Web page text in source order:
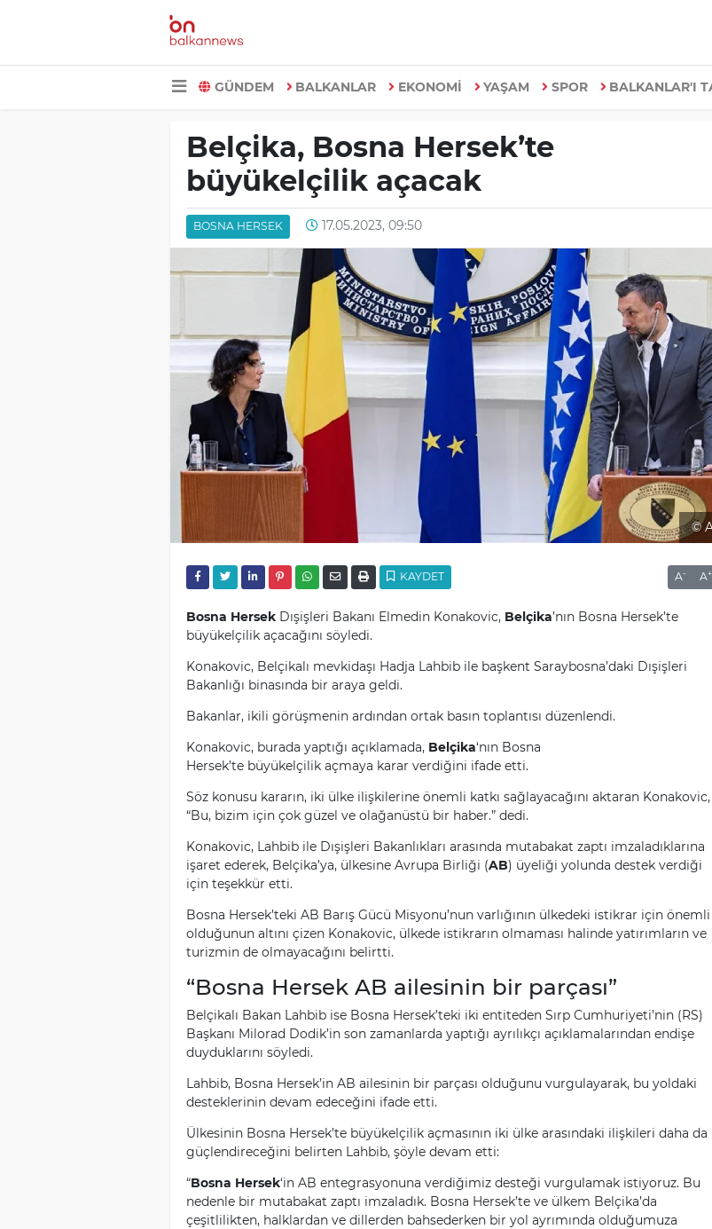
GÜNDEM BALKANLAR EKONOMİ YAŞAM SPOR BALKANLAR'I
Belçika, Bosna Hersek’te
büyükelçilik açacak
BOSNA HERSEK 17.05.2023, 09:50
©
KAYDET A- A+
Bosna HersekDışişleri Bakanı Elmedin Konakovic, Belçika’nın Bosna Hersek’te
büyükelçilik açacağını söyledi.
Konakovic, Belçikalı mevkidaşı Hadja Lahbib ile başkent Saraybosna’daki Dışişleri
Bakanlığı binasında bir araya geldi.
Bakanlar, ikili görüşmenin ardından ortak basın toplantısı düzenlendi.
Konakovic, burada yaptığı açıklamada, Belçika‘nın Bosna
Hersek’te büyükelçilik açmaya karar verdiğini ifade etti.
Söz konusu kararın, iki ülke ilişkilerine önemli katkı sağlayacağını aktaran Konakovic,
“Bu, bizim için çok güzel ve olağanüstü bir haber.” dedi.
Konakovic, Lahbib ile Dışişleri Bakanlıkları arasında mutabakat zaptı imzaladıklarına
işaret ederek, Belçika’ya, ülkesine Avrupa Birliği (AB) üyeliği yolunda destek verdiği
için teşekkür etti.
Bosna Hersek’teki AB Barış Gücü Misyonu’nun varlığının ülkedeki istikrar için önemli
olduğunun altını çizen Konakovic, ülkede istikrarın olmaması halinde yatırımların ve
turizmin de olmayacağını belirtti.
“Bosna Hersek AB ailesinin bir parçası”
Belçikalı Bakan Lahbib ise Bosna Hersek’teki iki entiteden Sırp Cumhuriyeti’nin (RS)
Başkanı Milorad Dodik’in son zamanlarda yaptığı ayrılıkçı açıklamalarından endişe
duyduklarını söyledi.
Lahbib, Bosna Hersek’in AB ailesinin bir parçası olduğunu vurgulayarak, bu yoldaki
desteklerinin devam edeceğini ifade etti.
Ülkesinin Bosna Hersek’te büyükelçilik açmasının iki ülke arasındaki ilişkileri daha da
güçlendireceğini belirten Lahbib, şöyle devam etti:
“Bosna Hersek‘in AB entegrasyonuna verdiğimiz desteği vurgulamak istiyoruz. Bu
nedenle bir mutabakat zaptı imzaladık. Bosna Hersek’te ve ülkem Belçika’da
çeşitlilikten, halklardan ve dillerden bahsederken bir yol ayrımında olduğumuza